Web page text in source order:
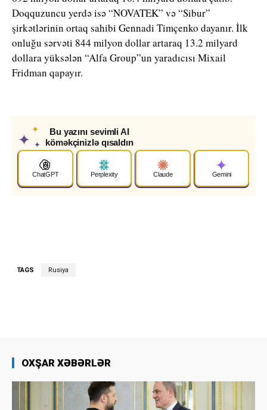
Doqquzuncu yerdə isə “NOVATEK” və “Sibur”
şirkətlərinin ortaq sahibi Gennadi Timçenko dayanır. İlk
onluğu sərvəti 844 milyon dollar artaraq 13.2 milyard
dollara yüksələn “Alfa Group”un yaradıcısı Mixail
Fridman qapayır.
✦
✦
✦
Bu yazını sevimli AI
köməkçinizlə qısaldın
ChatGPT Perplexity Claude Gemini
TAGS Rusiya
OXŞAR XƏBƏRLƏR